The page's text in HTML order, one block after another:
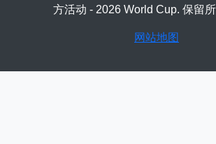
方活动 - 2026 World Cup. 保留所
网站地图